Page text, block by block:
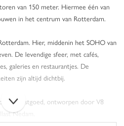
van 150 meter. Hiermee één van
in het centrum van Rotterdam.
Hier, middenin het SOHO van
De levendige sfeer, met cafés,
galeries en restaurantjes. De
zijn altijd dichtbij.
U-Vastgoed, ontworpen door V8
Nedam.